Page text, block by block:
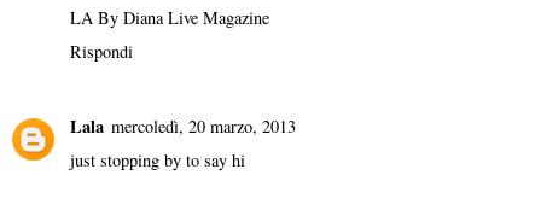
LA By Diana Live Magazine
Rispondi
Lala mercoledì, 20 marzo, 2013
just stopping by to say hi